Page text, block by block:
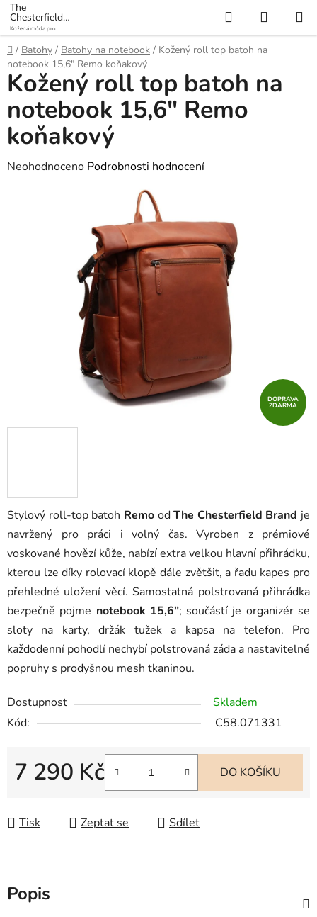
Přejít
na
obsah
The
Chesterfield
Brand
Kožená móda pro
každý den
Hledat
KOŠÍK
Domů
/ Batohy / Batohy na notebook / Kožený roll top batoh na
notebook 15,6" Remo koňakový
Stylový roll-top batoh RemoodThe Chesterfield Brand je
navržený pro práci i volný čas. Vyroben z prémiové
voskované hovězí kůže, nabízí extra velkou hlavní přihrádku,
kterou lze díky rolovací klopě dále zvětšit, a řadu kapes pro
přehledné uložení věcí. Samostatná polstrovaná přihrádka
bezpečně pojme notebook 15,6"; součástí je organizér se
sloty na karty, držák tužek a kapsa na telefon. Pro
každodenní pohodlí nechybí polstrovaná záda a nastavitelné
popruhy s prodyšnou mesh tkaninou.
Dostupnost
Skladem
Kód:
C58.071331
7 290 Kč DO KOŠÍKU
Tisk Zeptat se Sdílet
Kožený roll top batoh na
notebook 15,6" Remo
koňakový
Průměrné
Neohodnoceno Podrobnosti hodnocení
DOPRAVA
ZDARMA
Popis